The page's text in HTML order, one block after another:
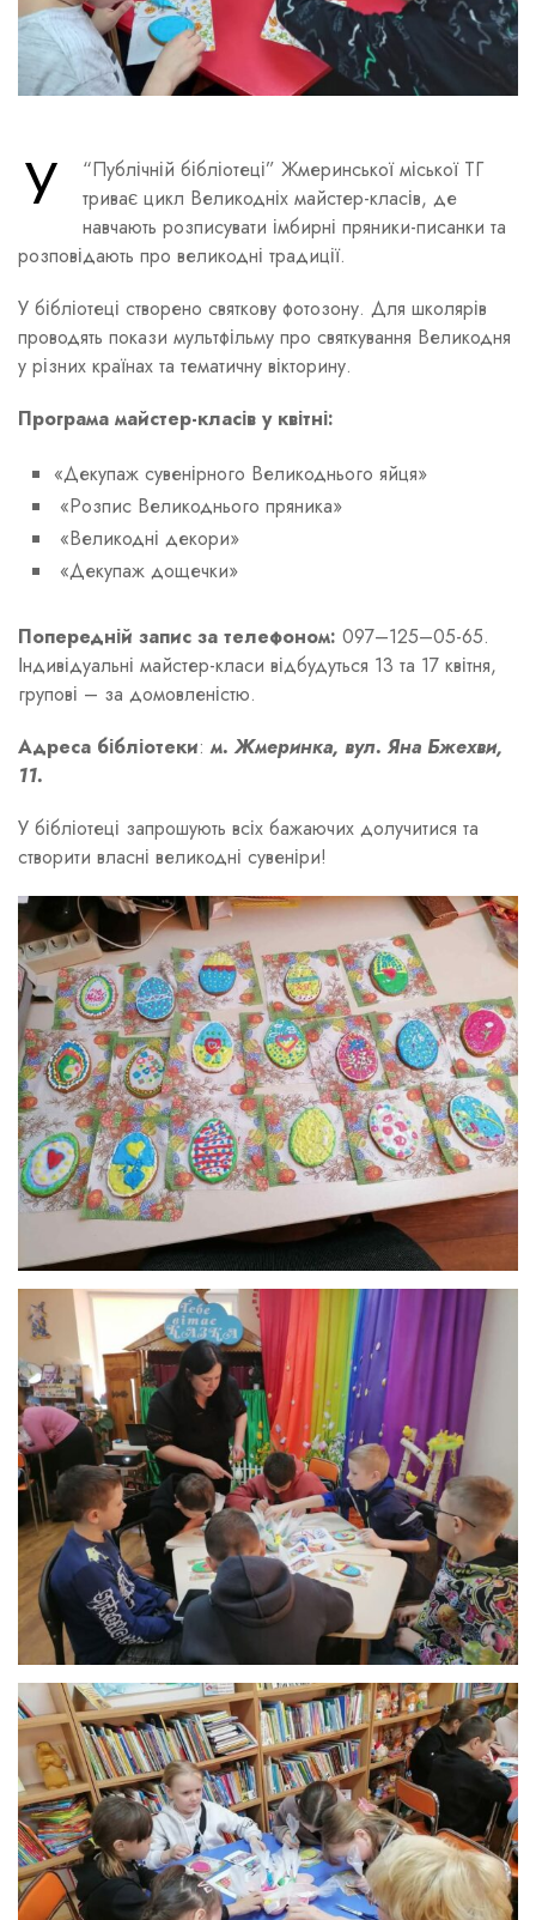
У
“Публічній бібліотеці” Жмеринської міської ТГ
триває цикл Великодніх майстер-класів, де
навчають розписувати імбирні пряники-писанки та
розповідають про великодні традиції.
У бібліотеці створено святкову фотозону. Для школярів
проводять покази мультфільму про святкування Великодня
у різних країнах та тематичну вікторину.
Програма майстер-класів у квітні:
«Декупаж сувенірного Великоднього яйця»
«Розпис Великоднього пряника»
«Великодні декори»
«Декупаж дощечки»
Попередній запис за телефоном: 097–125–05-65.
Індивідуальні майстер-класи відбудуться 13 та 17 квітня,
групові – за домовленістю.
Адреса бібліотеки:м. Жмеринка, вул. Яна Бжехви,
11.
У бібліотеці запрошують всіх бажаючих долучитися та
створити власні великодні сувеніри!